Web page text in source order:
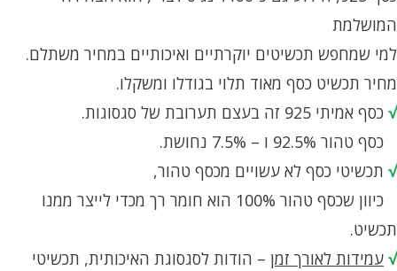
המושלמת
למי שמחפש תכשיטים יוקרתיים ואיכותיים במחיר משתלם.
מחיר תכשיט כסף מאוד תלוי בגודלו ומשקלו.
√ כסף אמיתי 925 זה בעצם תערובת של סגסוגות.
כסף טהור 92.5% ו – 7.5% נחושת.
√ תכשיטי כסף לא עשויים מכסף טהור,
כיוון שכסף טהור 100% הוא חומר רך מכדי לייצר ממנו
תכשיט.
√ עמידות לאורך זמן – הודות לסגסוגת האיכותית, תכשיטי